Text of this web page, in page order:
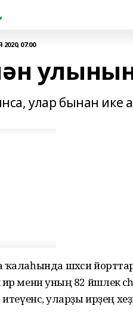
07:00
улар бынан ике
ҡалаһында шәхси
менән уның 82 йәшлек
уларҙы ирҙең